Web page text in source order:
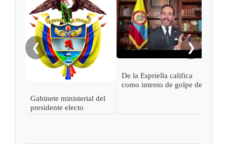
❮
Gabinete ministerial del
presidente electo
De la Espriella califica
como intento de golpe de
❯